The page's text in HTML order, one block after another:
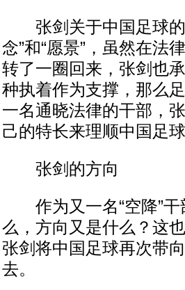
张剑关于中国足球的
念”和“愿景”，虽然在法
转了一圈回来，张剑也
种执着作为支撑，那么
一名通晓法律的干部，
己的特长来理顺中国足
张剑的方向
作为又一名“空降”干
么，方向又是什么？这
张剑将中国足球再次带
去。